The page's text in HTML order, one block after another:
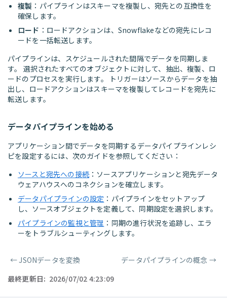
複製 ：パイプラインはスキーマを複製し、宛先との互換性を
確保します。
ロード ：ロードアクションは、Snowflakeなどの宛先にレコ
ードを一括転送します。
パイプラインは、スケジュールされた間隔でデータを同期しま
す。 選択されたすべてのオブジェクトに対して、抽出、複製、ロ
ードのプロセスを実行します。 トリガーはソースからデータを抽
出し、ロードアクションはスキーマを複製してレコードを宛先に
転送します。
データパイプラインを始める
アプリケーション間でデータを同期するデータパイプラインレシ
ピを設定するには、次のガイドを参照してください：
ソースと宛先への接続：ソースアプリケーションと宛先データ
ウェアハウスへのコネクションを確立します。
データパイプラインの設定 ：パイプラインをセットアップ
し、ソースオブジェクトを定義して、同期設定を選択します。
パイプラインの監視と管理 ：同期の進行状況を追跡し、エラ
ーをトラブルシューティングします。
ページャー
←JSONデータを変換 データパイプラインの概念 →
最終更新日: 2026/07/02 4:23:09